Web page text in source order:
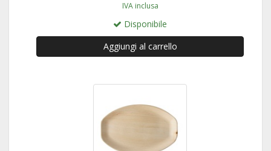
IVA inclusa
Disponibile
Aggiungi al carrello